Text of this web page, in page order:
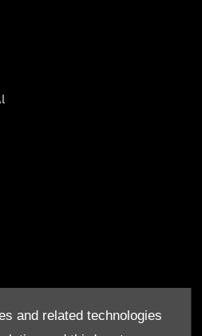
and related technologies